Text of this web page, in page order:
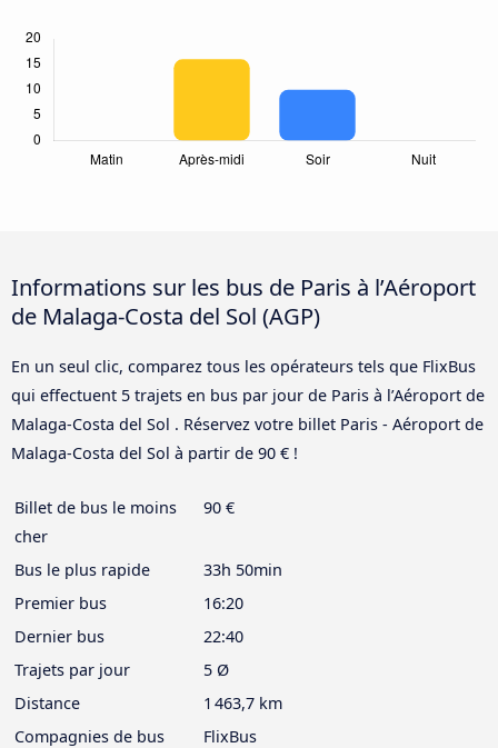
Informations sur les bus de Paris à l’Aéroport
de Malaga-Costa del Sol (AGP)
En un seul clic, comparez tous les opérateurs tels que FlixBus
qui effectuent 5 trajets en bus par jour de Paris à l’Aéroport de
Malaga-Costa del Sol . Réservez votre billet Paris - Aéroport de
Malaga-Costa del Sol à partir de 90 € !
Billet de bus le moins
cher
90 €
Bus le plus rapide
33h 50min
Premier bus
16:20
Dernier bus
22:40
Trajets par jour
5 Ø
Distance
1 463,7 km
Compagnies de bus
FlixBus